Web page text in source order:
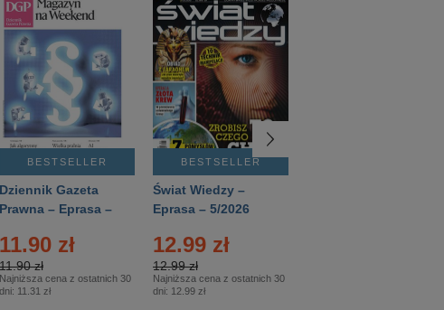
BESTSELLER
Dziennik Gazeta
Prawna – Eprasa –
11.90 zł
11.90 zł
Najniższa cena z ostatnich 30
dni: 11.31 zł
BESTSELLER
Świat Wiedzy –
Eprasa – 5/2026
12.99 zł
12.99 zł
Najniższa cena z ostatnich 30
dni: 12.99 zł